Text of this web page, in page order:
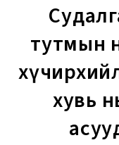
тутмын
хувь